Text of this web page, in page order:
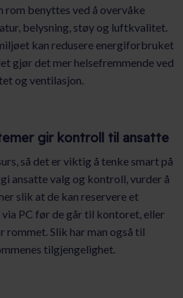
rom benyttes ved å overvåke
belysning, støy og luftkvalitet.
kan redusere energiforbruket
gjør det mer helsefremmende ved
og ventilasjon.
gir kontroll til ansatte
så det er viktig å tenke smart på
ansatte valg og kontroll, vurder å
slik at de kan reservere et
PC før de går til kontoret, eller
rommet. Slik har man også til
tilgjengelighet.